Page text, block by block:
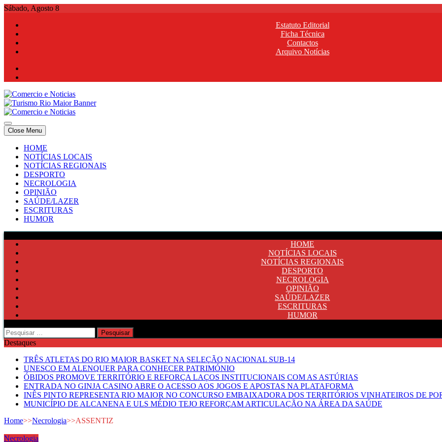
Skip
content
Sábado, Agosto 8
Estatuto Editorial
Ficha Técnica
Contactos
Arquivo Notícias
Comercio e Noticias
Notícias e Publicidade Online
Comercio e Noticias
Notícias e Publicidade Online
Close Menu
HOME
NOTÍCIAS LOCAIS
NOTÍCIAS REGIONAIS
DESPORTO
NECROLOGIA
OPINIÃO
SAÚDE/LAZER
ESCRITURAS
HUMOR
HOME
NOTÍCIAS LOCAIS
NOTÍCIAS REGIONAIS
DESPORTO
NECROLOGIA
OPINIÃO
SAÚDE/LAZER
ESCRITURAS
HUMOR
Pesquisar
por:
Destaques
TRÊS ATLETAS DO RIO MAIOR BASKET NA SELEÇÃO NACIONAL SUB-14
UNESCO EM ALENQUER PARA CONHECER PATRIMÓNIO
ÓBIDOS PROMOVE TERRITÓRIO E REFORÇA LAÇOS INSTITUCIONAIS COM AS ASTÚRIAS
ENTRADA NO GINJA CASINO ABRE O ACESSO AOS JOGOS E APOSTAS NA PLATAFORMA
INÊS PINTO REPRESENTA RIO MAIOR NO CONCURSO EMBAIXADORA DOS TERRITÓRIOS VINHATEIROS DE
MUNICÍPIO DE ALCANENA E ULS MÉDIO TEJO REFORÇAM ARTICULAÇÃO NA ÁREA DA SAÚDE
Home>>Necrologia>>ASSENTIZ
Necrologia